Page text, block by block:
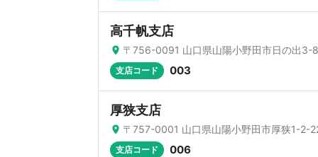
高千帆支店
〒756-0091 山口県山陽小野田市日の出3-
支店コード 003
厚狭支店
〒757-0001 山口県山陽小野田市厚狭1-2-
支店コード 006